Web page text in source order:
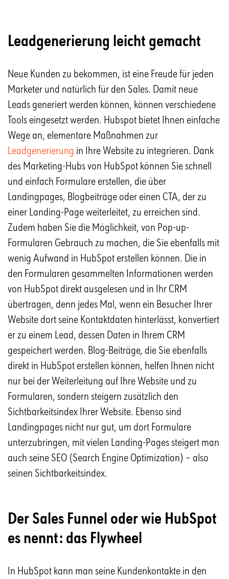
Leadgenerierung leicht gemacht
Neue Kunden zu bekommen, ist eine Freude für jeden
Marketer und natürlich für den Sales. Damit neue
Leads generiert werden können, können verschiedene
Tools eingesetzt werden. Hubspot bietet Ihnen einfache
Wege an, elementare Maßnahmen zur
Leadgenerierung in Ihre Website zu integrieren. Dank
des Marketing-Hubs von HubSpot können Sie schnell
und einfach Formulare erstellen, die über
Landingpages, Blogbeiträge oder einen CTA, der zu
einer Landing-Page weiterleitet, zu erreichen sind.
Zudem haben Sie die Möglichkeit, von Pop-up-
Formularen Gebrauch zu machen, die Sie ebenfalls mit
wenig Aufwand in HubSpot erstellen können. Die in
den Formularen gesammelten Informationen werden
von HubSpot direkt ausgelesen und in Ihr CRM
übertragen, denn jedes Mal, wenn ein Besucher Ihrer
Website dort seine Kontaktdaten hinterlässt, konvertiert
er zu einem Lead, dessen Daten in Ihrem CRM
gespeichert werden. Blog-Beiträge, die Sie ebenfalls
direkt in HubSpot erstellen können, helfen Ihnen nicht
nur bei der Weiterleitung auf Ihre Website und zu
Formularen, sondern steigern zusätzlich den
Sichtbarkeitsindex Ihrer Website. Ebenso sind
Landingpages nicht nur gut, um dort Formulare
unterzubringen, mit vielen Landing-Pages steigert man
auch seine SEO (Search Engine Optimization) – also
seinen Sichtbarkeitsindex.
Der Sales Funnel oder wie HubSpot
es nennt: das Flywheel
In HubSpot kann man seine Kundenkontakte in den